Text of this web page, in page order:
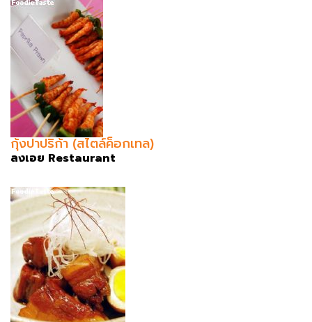
กุ้งปาปริก้า (สไตล์ค็อกเทล)
ลงเอย Restaurant